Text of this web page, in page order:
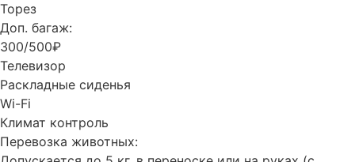
Торез
Доп. багаж:
300/500₽
Телевизор
Раскладные сиденья
Wi-Fi
Климат контроль
Перевозка животных: